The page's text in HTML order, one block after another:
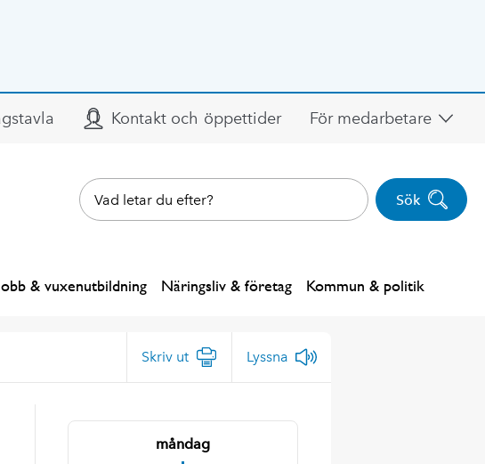
Kontakt och öppettider För medarbetare
Sök
& vuxenutbildning Näringsliv & företag Kommun & politik
Skriv ut Lyssna
måndag